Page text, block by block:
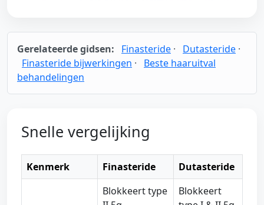
Gerelateerde gidsen: Finasteride · Dutasteride ·
Finasteride bijwerkingen ·
Beste haaruitval
behandelingen
Snelle vergelijking
Kenmerk Finasteride Dutasteride
Blokkeert type
Blokkeert